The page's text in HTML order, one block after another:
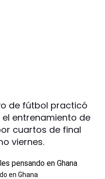
de fútbol practicó
entrenamiento de
cuartos de final
viernes.
en Ghana